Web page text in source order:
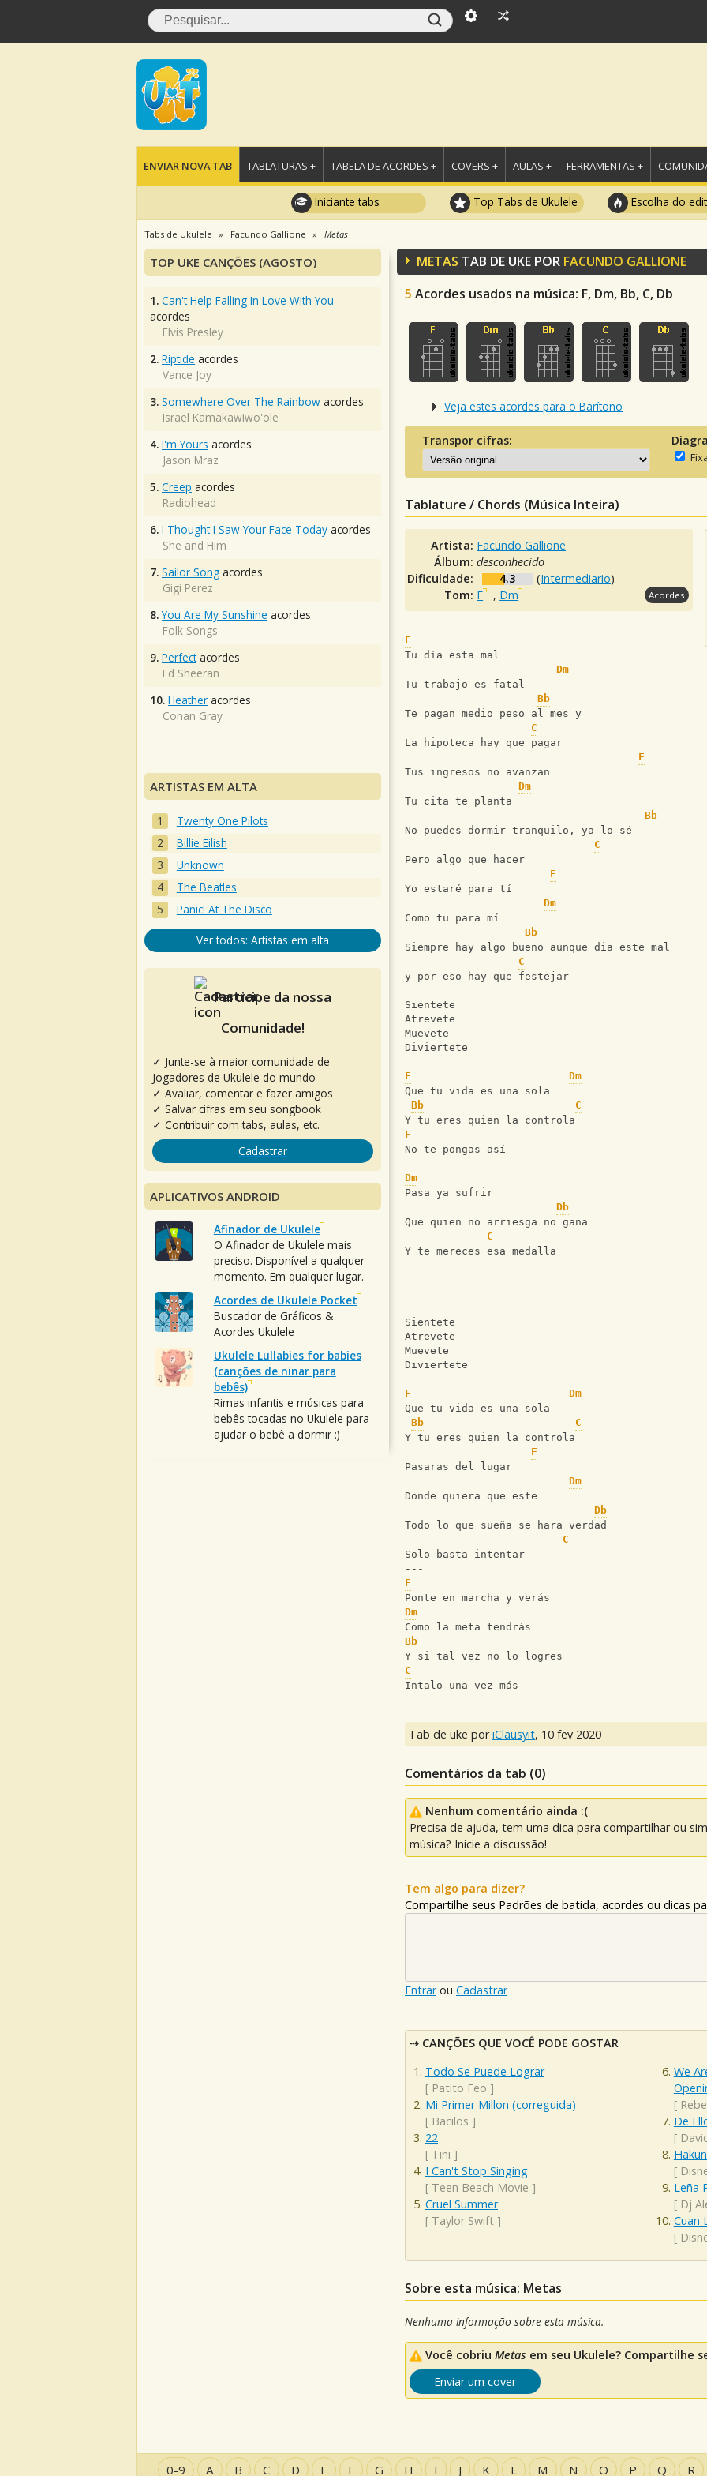
ENVIAR NOVA TAB TABLATURAS + TABELA DE ACORDES + COVERS + AULAS + FERRAMENTAS +
Iniciante tabs Top Tabs de Ukulele Escolha do
Tabs de Ukulele Facundo Gallione Metas
METAS TAB DE UKE POR FACUNDO GALLIONE
5 Acordes usados na música: F, Dm, Bb, C, Db
Veja estes acordes para o Barítono
Transpor cifras:
Tablature / Chords (Música Inteira)
Artista: Facundo Gallione
Álbum:desconhecido
Dificuldade:
4.3 (Intermediario)
Tom: F , Dm Acordes
F
Tu día esta mal
Dm
Tu trabajo es fatal
Bb
Te pagan medio peso al mes y
C
La hipoteca hay que pagar
F
Tus ingresos no avanzan
Dm
Tu cita te planta
Bb
No puedes dormir tranquilo, ya lo sé
C
Pero algo que hacer
F
Yo estaré para tí
Dm
Como tu para mí
Bb
Siempre hay algo bueno aunque dia este mal
C
y por eso hay que festejar
Sientete
Atrevete
Muevete
Diviertete
F
Dm
Que tu vida es una sola
Bb
C
Y tu eres quien la controla
F
No te pongas así
Dm
Pasa ya sufrir
Db
Que quien no arriesga no gana
C
Y te mereces esa medalla
Sientete
Atrevete
Muevete
Diviertete
F
Dm
Que tu vida es una sola
Bb
C
Y tu eres quien la controla
F
Pasaras del lugar
Dm
Donde quiera que este
Db
Todo lo que sueña se hara verdad
C
Solo basta intentar
---
F
Ponte en marcha y verás
Dm
Como la meta tendrás
Bb
Y si tal vez no lo logres
C
Intalo una vez más
Tab de uke poriClausyit, 10 fev 2020
Comentários da tab (0)
Nenhum comentário ainda :(
Precisa de ajuda, tem uma dica para compartilhar ou
música? Inicie a discussão!
Tem algo para dizer?
Compartilhe seus Padrões de batida, acordes ou dicas
Entrarou Cadastrar
CANÇÕES QUE VOCÊ PODE GOSTAR
Todo Se Puede Lograr
[ Patito Feo ]
Mi Primer Millon (correguida)
[ Bacilos ]
22
[ Tini ]
I Can't Stop Singing
[ Teen Beach Movie ]
Cruel Summer
[ Taylor Swift ]
We
[
De
[
[
Leña
[ Dj
Cuan
[
Sobre esta música: Metas
Nenhuma informação sobre esta música.
Você cobriu Metas em seu Ukulele? Compartilhe
Enviar um cover
TOP UKE CANÇÕES (AGOSTO)
1. Can't Help Falling In Love With You
acordes
Elvis Presley
2. Riptide acordes
Vance Joy
3. Somewhere Over The Rainbow acordes
Israel Kamakawiwo'ole
4. I'm Yours acordes
Jason Mraz
5. Creep acordes
Radiohead
6. I Thought I Saw Your Face Today acordes
She and Him
7. Sailor Song acordes
Gigi Perez
8. You Are My Sunshine acordes
Folk Songs
9. Perfectacordes
Ed Sheeran
10. Heather acordes
Conan Gray
ARTISTAS EM ALTA
Twenty One Pilots
Billie Eilish
Unknown
The Beatles
Panic! At The Disco
Ver todos: Artistas em alta
Participe da nossa
Comunidade!
✓ Junte-se à maior comunidade de
Jogadores de Ukulele do mundo
✓ Avaliar, comentar e fazer amigos
✓ Salvar cifras em seu songbook
✓ Contribuir com tabs, aulas, etc.
Cadastrar
APLICATIVOS ANDROID
Afinador de Ukulele
O Afinador de Ukulele mais
preciso. Disponível a qualquer
momento. Em qualquer lugar.
Acordes de Ukulele Pocket
Buscador de Gráficos &
Acordes Ukulele
Ukulele Lullabies for babies
(canções de ninar para
bebês)
Rimas infantis e músicas para
bebês tocadas no Ukulele para
ajudar o bebê a dormir :)
0-9 A B C D E F G H I J K L M N O P Q R